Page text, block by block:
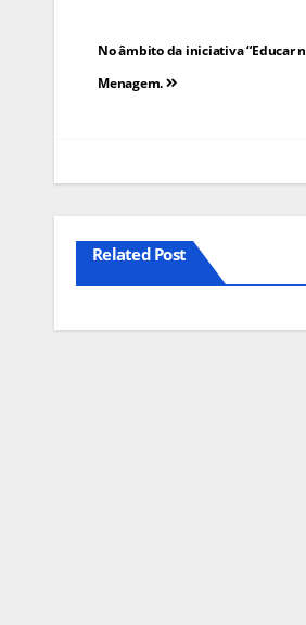
Navegação
de
No âmbito da iniciativa “Educar
Menagem.
Related Post